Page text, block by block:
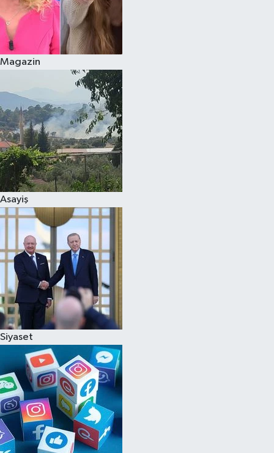
Magazin
Asayiş
Siyaset
Sağlık
Siyaset
Teknoloji
Televizyon
Yaşam-Çevre